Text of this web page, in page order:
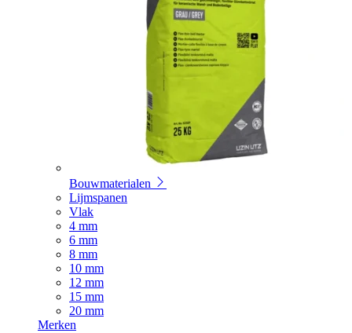
Bouwmaterialen
Lijmspanen
Vlak
4 mm
6 mm
8 mm
10 mm
12 mm
15 mm
20 mm
Merken